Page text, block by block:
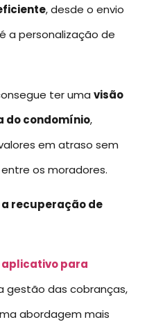
, desde o envio
a personalização de
ter uma visão
do condomínio,
em atraso sem
entre os moradores.
recuperação de
aplicativo para
gestão das cobranças,
abordagem mais